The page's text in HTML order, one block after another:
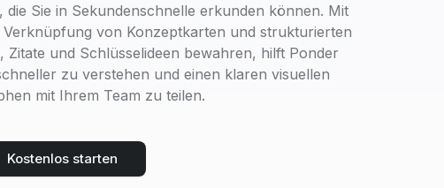
Sie in Sekundenschnelle erkunden können. Mit
von Konzeptkarten und strukturierten
Zitate und Schlüsselideen bewahren, hilft Ponder
zu verstehen und einen klaren visuellen
mit Ihrem Team zu teilen.
Kostenlos starten